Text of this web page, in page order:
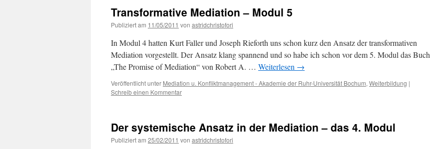
Transformative Mediation – Modul 5
Publiziert am 11/05/2011 von astridchristofori
In Modul 4 hatten Kurt Faller und Joseph Rieforth uns schon kurz den Ansatz der transformativen
Mediation vorgestellt. Der Ansatz klang spannend und so habe ich schon vor dem 5. Modul das Buch
„The Promise of Mediation“ von Robert A. … Weiterlesen →
Veröffentlicht unter Mediation u. Konfliktmanagement - Akademie der Ruhr-Universität Bochum, Weiterbildung |
Schreib einen Kommentar
Der systemische Ansatz in der Mediation – das 4. Modul
Publiziert am 25/02/2011 von astridchristofori